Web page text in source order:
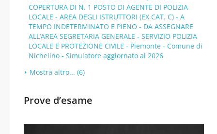
COPERTURA DI N. 1 POSTO DI AGENTE DI POLIZIA
LOCALE - AREA DEGLI ISTRUTTORI (EX CAT. C) - A
TEMPO INDETERMINATO E PIENO - DA ASSEGNARE
ALL’AREA SEGRETARIA GENERALE - SERVIZIO POLIZIA
LOCALE E PROTEZIONE CIVILE - Piemonte - Comune di
Nichelino - Simulatore aggiornato al 2026
Mostra altro... (6)
Prove d’esame